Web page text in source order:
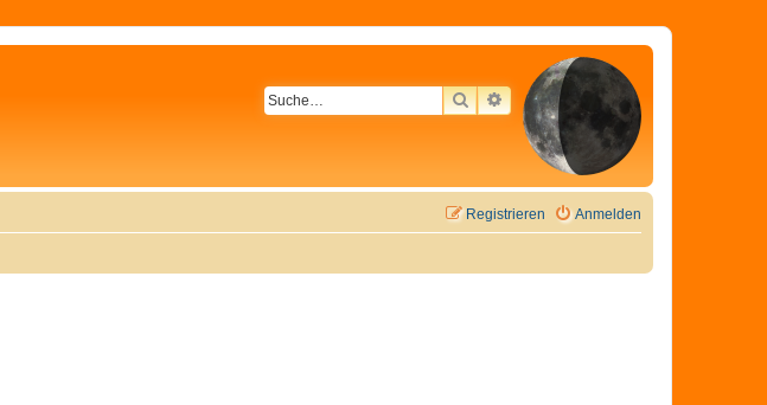
SUCHEERWEITERTE SUCHE
Anmelden
Registrieren